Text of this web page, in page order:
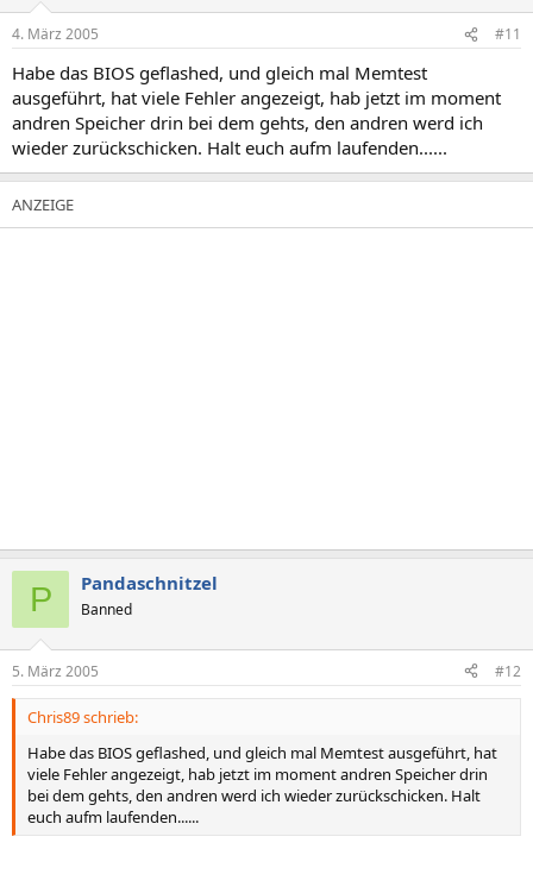
4. März 2005 #11
Habe das BIOS geflashed, und gleich mal Memtest
ausgeführt, hat viele Fehler angezeigt, hab jetzt im moment
andren Speicher drin bei dem gehts, den andren werd ich
wieder zurückschicken. Halt euch aufm laufenden......
P Pandaschnitzel
Banned
5. März 2005 #12
Chris89 schrieb:
Habe das BIOS geflashed, und gleich mal Memtest ausgeführt, hat
viele Fehler angezeigt, hab jetzt im moment andren Speicher drin
bei dem gehts, den andren werd ich wieder zurückschicken. Halt
euch aufm laufenden......